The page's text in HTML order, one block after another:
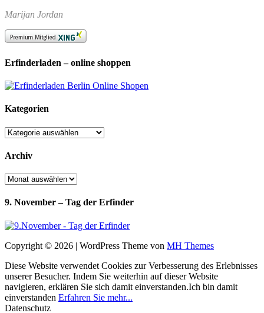
Marijan Jordan
Erfinderladen – online shoppen
Kategorien
Kategorien
Archiv
Archiv
9. November – Tag der Erfinder
Copyright © 2026 | WordPress Theme von MH Themes
Diese Website verwendet Cookies zur Verbesserung des Erlebnisses
unserer Besucher. Indem Sie weiterhin auf dieser Website
navigieren, erklären Sie sich damit einverstanden.Ich bin damit
einverstanden Erfahren Sie mehr...
Datenschutz